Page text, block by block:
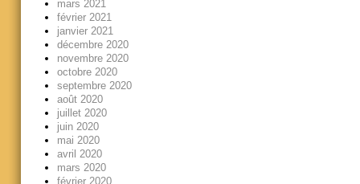
mars 2021
février 2021
janvier 2021
décembre 2020
novembre 2020
octobre 2020
septembre 2020
août 2020
juillet 2020
juin 2020
mai 2020
avril 2020
mars 2020
février 2020